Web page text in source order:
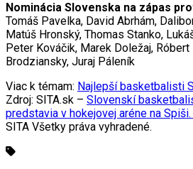
Nominácia Slovenska na zápas
Tomáš Pavelka, David Abrhám,
Matúš Hronský, Thomas Stanko,
Peter Kováčik, Marek Doležaj, Róbert
Brodziansky, Juraj Páleník
Viac k témam: Najlepší basketbalisti
Zdroj: SITA.sk – Slovenskí
predstavia v hokejovej aréne na
SITA Všetky práva vyhradené.